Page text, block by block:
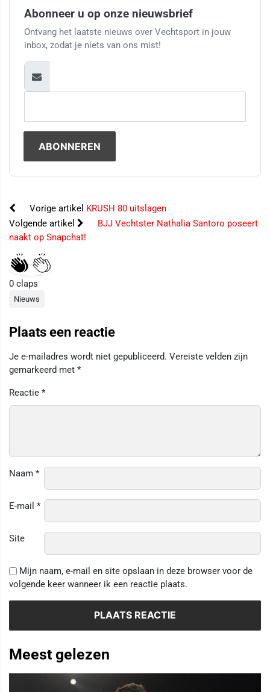
Abonneer u op onze nieuwsbrief
Ontvang het laatste nieuws over Vechtsport in jouw
inbox, zodat je niets van ons mist!
Vorige artikel KRUSH 80 uitslagen
Volgende artikel
BJJ Vechtster Nathalia Santoro poseert
naakt op Snapchat!
0 claps
Nieuws
Plaats een reactie
Je e-mailadres wordt niet gepubliceerd. Vereiste velden zijn
gemarkeerd met *
Reactie *
Naam *
E-mail *
Site
Mijn naam, e-mail en site opslaan in deze browser voor de
volgende keer wanneer ik een reactie plaats.
Meest gelezen